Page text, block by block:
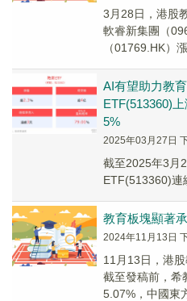
3月28日，港股
軟睿新集團（
（01769.HK）
AI有望助力教
ETF(513360)
5%
2025年03月27日
截至2025年3月
ETF(513360)連
教育板塊顯著
2024年11月13日
11月13日，港
截至發稿前，希
5.07%，中國東